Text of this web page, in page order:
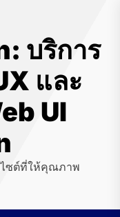
บริการ
และ
UI
ไซต์ที่ให้คุณภาพ